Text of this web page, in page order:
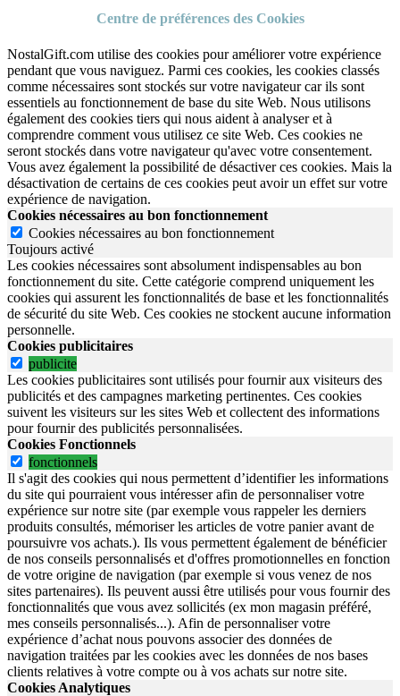
Centre de préférences des Cookies
NostalGift.com utilise des cookies pour améliorer votre expérience
pendant que vous naviguez. Parmi ces cookies, les cookies classés
comme nécessaires sont stockés sur votre navigateur car ils sont
essentiels au fonctionnement de base du site Web. Nous utilisons
également des cookies tiers qui nous aident à analyser et à
comprendre comment vous utilisez ce site Web. Ces cookies ne
seront stockés dans votre navigateur qu'avec votre consentement.
Vous avez également la possibilité de désactiver ces cookies. Mais la
désactivation de certains de ces cookies peut avoir un effet sur votre
expérience de navigation.
Cookies nécessaires au bon fonctionnement
Cookies nécessaires au bon fonctionnement
Toujours activé
Les cookies nécessaires sont absolument indispensables au bon
fonctionnement du site. Cette catégorie comprend uniquement les
cookies qui assurent les fonctionnalités de base et les fonctionnalités
de sécurité du site Web. Ces cookies ne stockent aucune information
personnelle.
Cookies publicitaires
publicite
Les cookies publicitaires sont utilisés pour fournir aux visiteurs des
publicités et des campagnes marketing pertinentes. Ces cookies
suivent les visiteurs sur les sites Web et collectent des informations
pour fournir des publicités personnalisées.
Cookies Fonctionnels
fonctionnels
Il s'agit des cookies qui nous permettent d’identifier les informations
du site qui pourraient vous intéresser afin de personnaliser votre
expérience sur notre site (par exemple vous rappeler les derniers
produits consultés, mémoriser les articles de votre panier avant de
poursuivre vos achats.). Ils vous permettent également de bénéficier
de nos conseils personnalisés et d'offres promotionnelles en fonction
de votre origine de navigation (par exemple si vous venez de nos
sites partenaires). Ils peuvent aussi être utilisés pour vous fournir des
fonctionnalités que vous avez sollicités (ex mon magasin préféré,
mes conseils personnalisés...). Afin de personnaliser votre
expérience d’achat nous pouvons associer des données de
navigation traitées par les cookies avec les données de nos bases
clients relatives à votre compte ou à vos achats sur notre site.
Cookies Analytiques